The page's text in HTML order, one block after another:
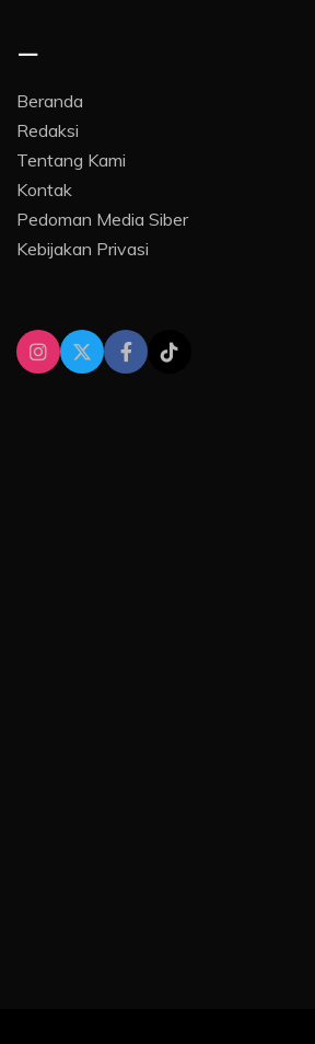
–
Beranda
Redaksi
Tentang Kami
Kontak
Pedoman Media Siber
Kebijakan Privasi